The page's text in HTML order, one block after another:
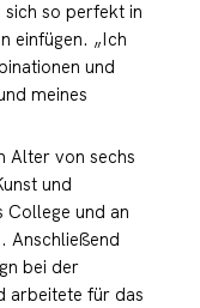
sich so perfekt in
einfügen. „Ich
und
meines
Alter von sechs
und
College und an
Anschließend
bei der
arbeitete für das